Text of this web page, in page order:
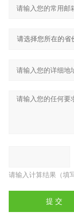
请输入计算结果（填